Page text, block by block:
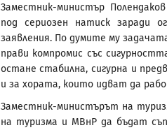
Заместник-министър
под сериозен натиск заради
заявления. По думите му
прави компромис със
остане стабилна, сигурна и
и за хората, които идват да
Заместник-министърът на
на туризма и МВнР да бъдат